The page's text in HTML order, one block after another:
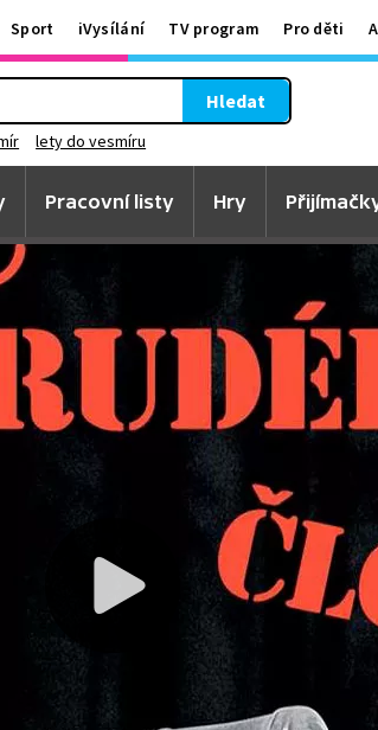
Sport iVysílání TV program Pro děti
Hledat
lety do vesmíru
Pracovní listy Hry